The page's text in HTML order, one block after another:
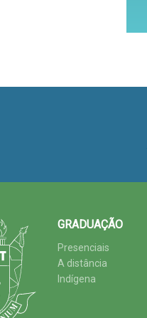
GRADUAÇÃO
Presenciais
A distância
Indígena